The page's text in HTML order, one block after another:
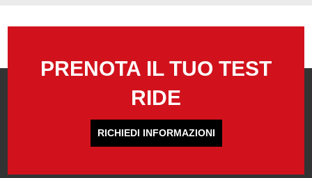
PRENOTA IL TUO TEST
RIDE
RICHIEDI INFORMAZIONI